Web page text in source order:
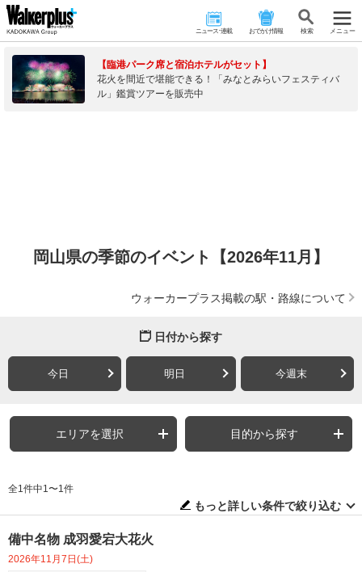
ニュース･連載 おでかけ情報 検 索 メニュー
【臨港パーク席と宿泊ホテルがセット】
花火を間近で堪能できる！「みなとみらいフェスティバ
ル」鑑賞ツアーを販売中
岡山県の季節のイベント【2026年11月】
ウォーカープラス掲載の駅・路線について
日付から探す
今日 明日 今週末
エリアを選択 目的から探す
全1件中1〜1件
もっと詳しい条件で絞り込む
備中名物 成羽愛宕大花火
2026年11月7日(土)